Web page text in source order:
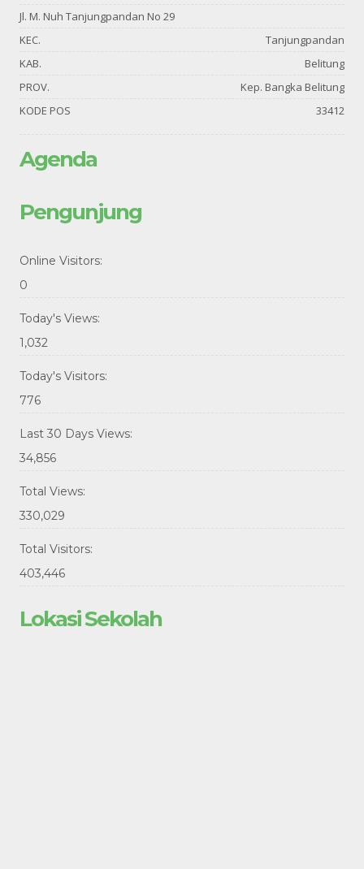
Jl. M. Nuh Tanjungpandan No 29
KEC.
Tanjungpandan
KAB.
Belitung
PROV.
Kep. Bangka Belitung
KODE POS
33412
Agenda
Pengunjung
Online Visitors:
0
Today's Views:
1,032
Today's Visitors:
776
Last 30 Days Views:
34,856
Total Views:
330,029
Total Visitors:
403,446
Lokasi Sekolah